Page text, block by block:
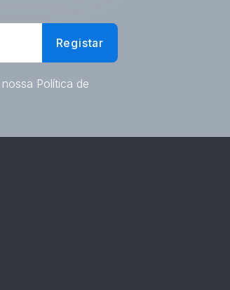
Registar
Política de